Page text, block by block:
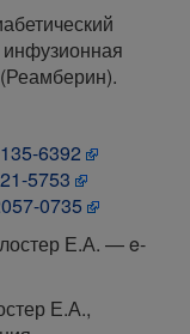
инфузионная
6392
5753
0735
Е.А. — e-
Е.А.,